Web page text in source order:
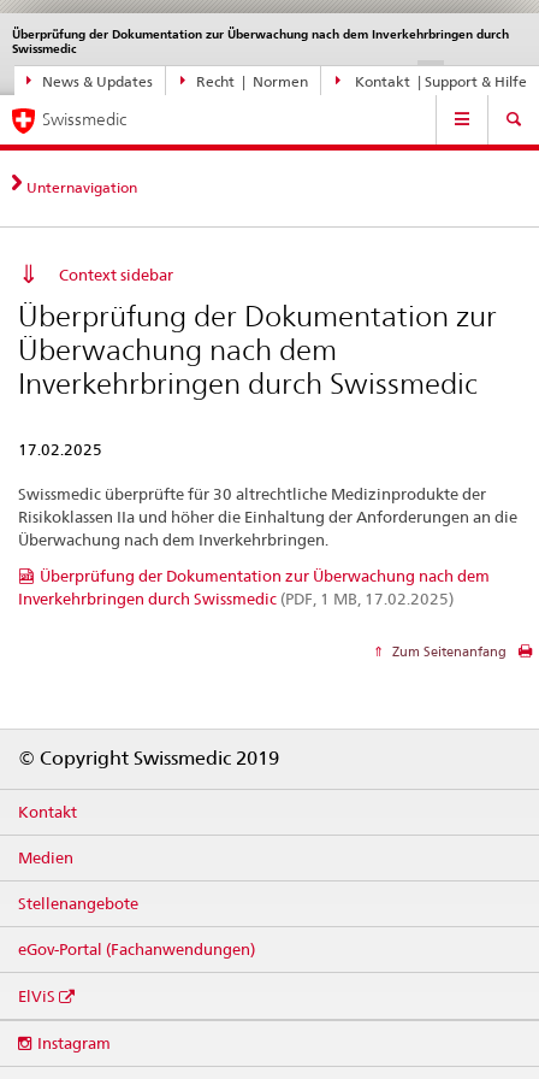
Direktnavigation
News,
Rechtsgrundlagen,
Kontakt
News & Updates Recht | Normen Kontakt | Support & Hilfe
Überprüfung der Dokumentation zur Überwachung nach dem Inverkehrbringen durch
Swissmedic
Sprachwahl
DE IT EN
Service
navigation
Hauptnavigation
Swissmedic
Unternavigation
Context sidebar
Überprüfung der Dokumentation zur
Überwachung nach dem
Inverkehrbringen durch Swissmedic
17.02.2025
Swissmedic überprüfte für 30 altrechtliche Medizinprodukte der
Risikoklassen IIa und höher die Einhaltung der Anforderungen an die
Überwachung nach dem Inverkehrbringen.
Überprüfung der Dokumentation zur Überwachung nach dem
Inverkehrbringen durch Swissmedic (PDF, 1 MB, 17.02.2025)
Zum Seitenanfang
© Copyright Swissmedic 2019
Kontakt
Medien
Stellenangebote
eGov-Portal (Fachanwendungen)
ElViS
media
Instagram